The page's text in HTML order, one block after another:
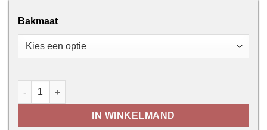
Bakmaat
Zoldertrap - Woodytrex Superieur aantal
IN WINKELMAND